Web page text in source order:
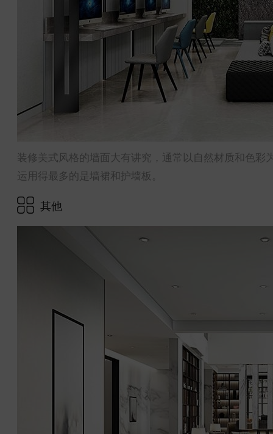
装修美式风格的墙面大有讲究，通常以自然材质和色
运用得最多的是墙裙和护墙板。
其他